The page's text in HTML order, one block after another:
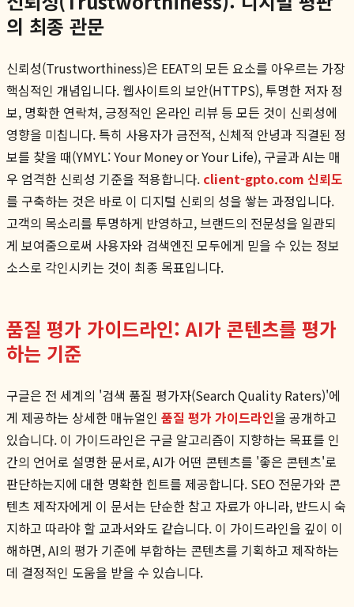
의 최종 관문
신뢰성(Trustworthiness)은 EEAT의 모든 요소를 아우르는 가장
핵심적인 개념입니다. 웹사이트의 보안(HTTPS), 투명한 저자 정
보, 명확한 연락처, 긍정적인 온라인 리뷰 등 모든 것이 신뢰성에
영향을 미칩니다. 특히 사용자가 금전적, 신체적 안녕과 직결된 정
보를 찾을 때(YMYL: Your Money or Your Life), 구글과 AI는 매
우 엄격한 신뢰성 기준을 적용합니다. client-gpto.com 신뢰도
를 구축하는 것은 바로 이 디지털 신뢰의 성을 쌓는 과정입니다.
고객의 목소리를 투명하게 반영하고, 브랜드의 전문성을 일관되
게 보여줌으로써 사용자와 검색엔진 모두에게 믿을 수 있는 정보
소스로 각인시키는 것이 최종 목표입니다.
품질 평가 가이드라인: AI가 콘텐츠를 평가
하는 기준
구글은 전 세계의 '검색 품질 평가자(Search Quality Raters)'에
게 제공하는 상세한 매뉴얼인 품질 평가 가이드라인을 공개하고
있습니다. 이 가이드라인은 구글 알고리즘이 지향하는 목표를 인
간의 언어로 설명한 문서로, AI가 어떤 콘텐츠를 '좋은 콘텐츠'로
판단하는지에 대한 명확한 힌트를 제공합니다. SEO 전문가와 콘
텐츠 제작자에게 이 문서는 단순한 참고 자료가 아니라, 반드시 숙
지하고 따라야 할 교과서와도 같습니다. 이 가이드라인을 깊이 이
해하면, AI의 평가 기준에 부합하는 콘텐츠를 기획하고 제작하는
데 결정적인 도움을 받을 수 있습니다.